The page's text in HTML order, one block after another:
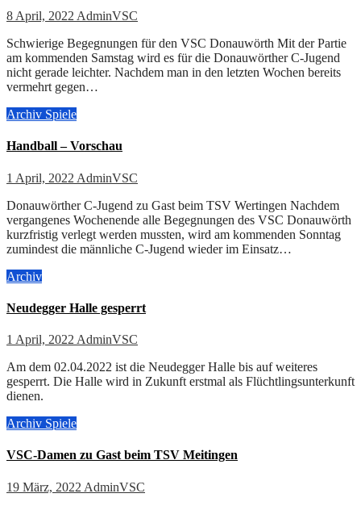
8 April, 2022 AdminVSC
Schwierige Begegnungen für den VSC Donauwörth Mit der Partie
am kommenden Samstag wird es für die Donauwörther C-Jugend
nicht gerade leichter. Nachdem man in den letzten Wochen bereits
vermehrt gegen…
Archiv Spiele
Handball – Vorschau
1 April, 2022 AdminVSC
Donauwörther C-Jugend zu Gast beim TSV Wertingen Nachdem
vergangenes Wochenende alle Begegnungen des VSC Donauwörth
kurzfristig verlegt werden mussten, wird am kommenden Sonntag
zumindest die männliche C-Jugend wieder im Einsatz…
Archiv
Neudegger Halle gesperrt
1 April, 2022 AdminVSC
Am dem 02.04.2022 ist die Neudegger Halle bis auf weiteres
gesperrt. Die Halle wird in Zukunft erstmal als Flüchtlingsunterkunft
dienen.
Archiv Spiele
VSC-Damen zu Gast beim TSV Meitingen
19 März, 2022 AdminVSC